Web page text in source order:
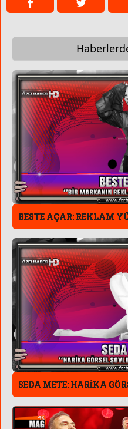
BESTE AÇAR: REKLAM
SEDA METE: HARİKA